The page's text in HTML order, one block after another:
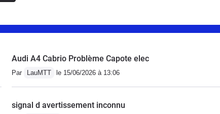
Audi A4 Cabrio Problème Capote elec
Par LauMTT le 15/06/2026 à 13:06
signal d avertissement inconnu